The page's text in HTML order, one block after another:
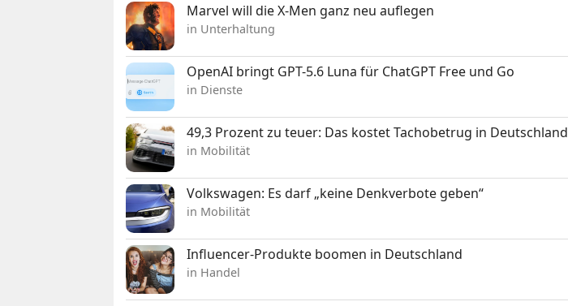
Marvel will die X-Men ganz neu auflegen
in Unterhaltung
OpenAI bringt GPT-5.6 Luna für ChatGPT Free und Go
in Dienste
49,3 Prozent zu teuer: Das kostet Tachobetrug in Deutschland
in Mobilität
Volkswagen: Es darf „keine Denkverbote geben“
in Mobilität
Influencer-Produkte boomen in Deutschland
in Handel